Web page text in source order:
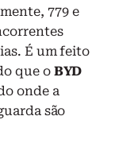
779 e
É um feito
que o BYD
onde a
são